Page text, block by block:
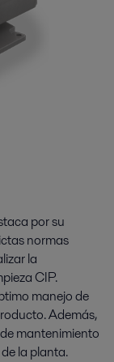
por su
normas
la
CIP.
manejo de
Además,
mantenimiento
la planta.